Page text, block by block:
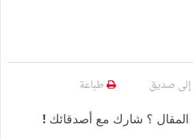
صديق طباعة
؟ شارك مع أصدقائك !